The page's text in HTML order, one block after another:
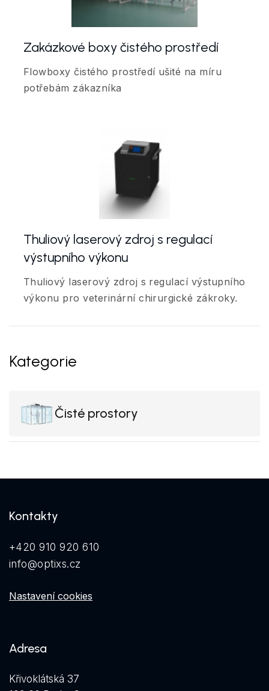
Zakázkové boxy čistého prostředí
Flowboxy čistého prostředí ušité na míru
potřebám zákazníka
Thuliový laserový zdroj s regulací
výstupního výkonu
Thuliový laserový zdroj s regulací výstupního
výkonu pro veterinární chirurgické zákroky.
Kategorie
Čisté prostory
Kontakty
+420 910 920 610
info@optixs.cz
Nastavení cookies
Adresa
Křivoklátská 37